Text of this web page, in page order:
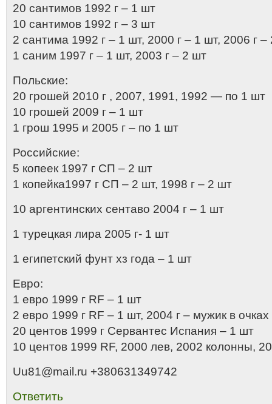
20 сантимов 1992 г – 1 шт
10 сантимов 1992 г – 3 шт
2 сантима 1992 г – 1 шт, 2000 г – 1 шт, 2006 г –
1 саним 1997 г – 1 шт, 2003 г – 2 шт
Польские:
20 грошей 2010 г , 2007, 1991, 1992 — по 1 шт
10 грошей 2009 г – 1 шт
1 грош 1995 и 2005 г – по 1 шт
Российские:
5 копеек 1997 г СП – 2 шт
1 копейка1997 г СП – 2 шт, 1998 г – 2 шт
10 аргентинских сентаво 2004 г – 1 шт
1 турецкая лира 2005 г- 1 шт
1 египетский фунт хз года – 1 шт
Евро:
1 евро 1999 г RF – 1 шт
2 евро 1999 г RF – 1 шт, 2004 г – мужик в очках
20 центов 1999 г Сервантес Испания – 1 шт
10 центов 1999 RF, 2000 лев, 2002 колонны,
Uu81@mail.ru +380631349742
Ответить